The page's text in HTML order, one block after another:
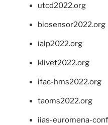
utcd2022.org
biosensor2022.org
ialp2022.org
klivet2022.org
ifac-hms2022.org
taoms2022.org
iias-euromena-